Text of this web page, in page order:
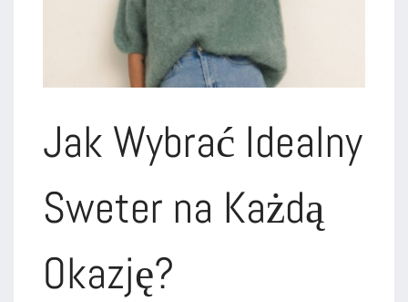
Jak Wybrać Idealny
Sweter na Każdą
Okazję?